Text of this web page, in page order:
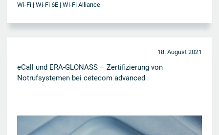
Wi-Fi | Wi-Fi 6E | Wi-Fi Alliance
18. August 2021
eCall und ERA-GLONASS – Zertifizierung von
Notrufsystemen bei cetecom advanced